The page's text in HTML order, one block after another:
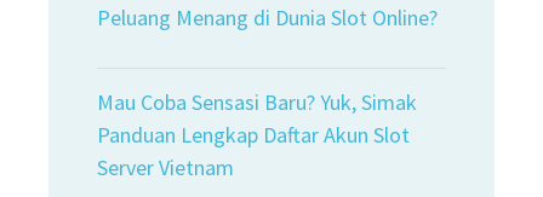
Peluang Menang di Dunia Slot Online?
Mau Coba Sensasi Baru? Yuk, Simak
Panduan Lengkap Daftar Akun Slot
Server Vietnam